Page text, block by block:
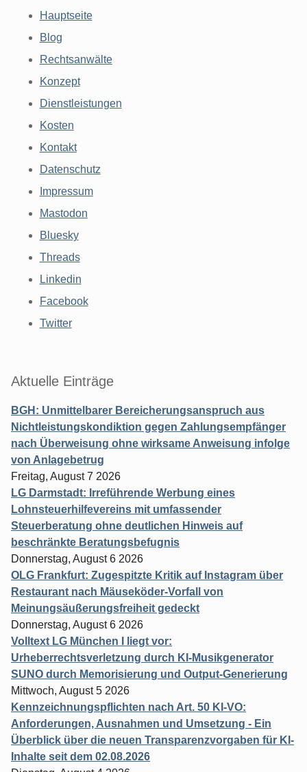
Hauptseite
Blog
Rechtsanwälte
Konzept
Dienstleistungen
Kosten
Kontakt
Datenschutz
Impressum
Mastodon
Bluesky
Threads
Linkedin
Facebook
Twitter
Aktuelle Einträge
BGH: Unmittelbarer Bereicherungsanspruch aus
Nichtleistungskondiktion gegen Zahlungsempfänger
nach Überweisung ohne wirksame Anweisung infolge
von Anlagebetrug
Freitag, August 7 2026
LG Darmstadt: Irreführende Werbung eines
Lohnsteuerhilfevereins mit umfassender
Steuerberatung ohne deutlichen Hinweis auf
beschränkte Beratungsbefugnis
Donnerstag, August 6 2026
OLG Frankfurt: Zugespitzte Kritik auf Instagram über
Restaurant nach Mäuseköder-Vorfall von
Meinungsäußerungsfreiheit gedeckt
Donnerstag, August 6 2026
Volltext LG München I liegt vor:
Urheberrechtsverletzung durch KI-Musikgenerator
SUNO durch Memorisierung und Output-Generierung
Mittwoch, August 5 2026
Kennzeichnungspflichten nach Art. 50 KI-VO:
Anforderungen, Ausnahmen und Umsetzung - Ein
Überblick über die neuen Transparenzvorgaben für KI-
Inhalte seit dem 02.08.2026